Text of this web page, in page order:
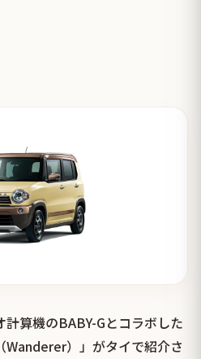
算機のBABY-Gとコラボした
Wanderer）」がタイで紹介さ